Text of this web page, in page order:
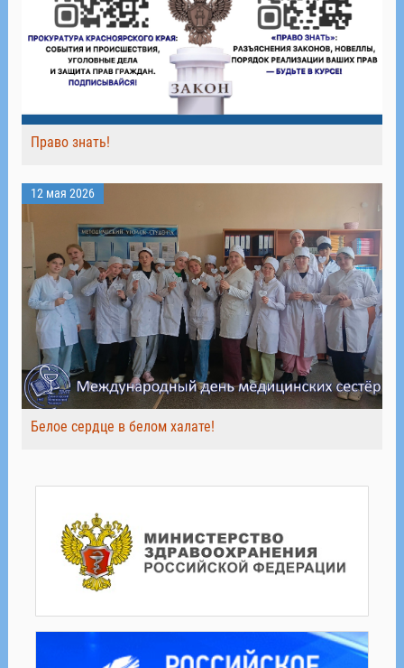
Право знать!
12 мая 2026
Белое сердце в белом халате!